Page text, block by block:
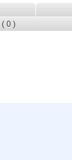
( 0 )